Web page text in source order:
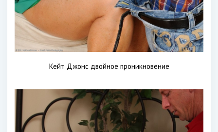
Кейт Джонс двойное проникновение